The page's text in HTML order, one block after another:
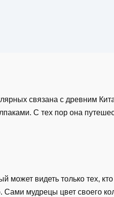
связана с древним
С тех пор она
может видеть только тех,
Сами мудрецы цвет своего